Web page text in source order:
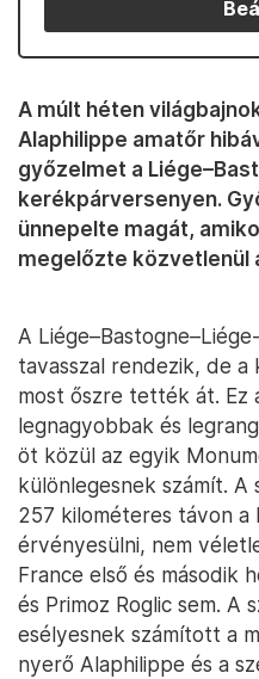
A múlt héten
Alaphilippe amatőr
győzelmet a
kerékpárversenyen.
ünnepelte magát,
megelőzte közvetlenül
A
tavasszal rendezik, de
most őszre tették át. Ez
legnagyobbak és
öt közül az egyik
különlegesnek számít.
257 kilométeres távon a
érvényesülni, nem
France első és második
és Primoz Roglic sem. A
esélyesnek számított a
nyerő Alaphilippe és a